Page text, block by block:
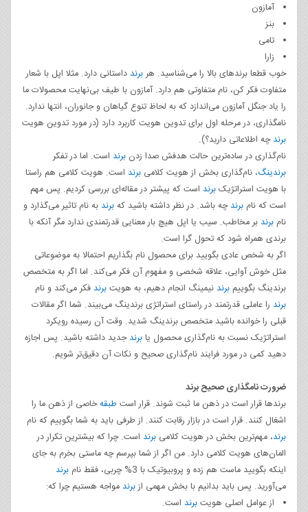
آمازون
بنز
تامی
زارا
خوب قطعا برندهای بالا را می‌شناسید. هربرند داستانی دارد. مثلا اپل با شعار
متفاوت فکر کن، نام متفاوتی هم دارد. آمازون با طیف بی‌نهایت محصولات ما
را یاد جنگل آمازون می‌اندازد که به لحاظ تنوع گیاهان و جانوران، انتها ندارد.
نامگذاری، در مرحله اول برای تدوین هویت کاربرد دارد (در مورد تدوین هویت
برندچه اطلاعاتی دارید؟).
نام‌گذاری در ساده‌ترین حالت هدفش صدا زدن برند است. اما در تفکر
برندینگ، نام‌گذاری بخش از هویت کلامی برند است. هویت کلامی هم راستا
با هویت استراتژیکبرند است که پیشتر در مقاله‌ای بررسی کردیم. پس مهم
است که نام برندچه باشد. در نظر داشته باشید کهبرند به نام تاثیر می‌گذارد و
نام برند بر مخاطب. سیب یا اپل هیچ بار معنایی قدرتمندی ندارد مگر آنکه با
برندی همراه شود که تحول گرا است.
اگر به شخص عادی بگویید برای محصول نام بگذاریم احتمالا به موضوعاتی
مثل خوش آوایی، علاقه شخصی و مفهوم آن فکر می‌کند. اما اگر به متخصص
برندینگ بگوییم برند نیمینگ انجام دهیم، به هویتبرند فکر می‌کند و نام
برند را عاملی قدرتمند در راستای استراتژی برندینگ می‌بیند. شما اگر مقالات
قبلی را خوانده باشید متخصص برندینگ شدید. وقت آن رسیده رویکرد
استراتژیک نسبت به نام‌گذاری محصول یابرندجدید داشته باشید. پس اجازه
دهید کمی در مورد فرایند نام‌گذاری صحیح و نکات آن دقیق‌تر شویم.
ضرورت نامگذاری صحیح برند
برندها قرار است در ذهن ما ثبت شوند. قرار است طبقهخاصی از ذهن ما را
اشغال کنند. قرار است در بازار رقابت کنند. از طرفی باید به شما بگوییم که نام
برند، مهم‌ترین بخش در هویت کلامی برند است. چرا که بیشترین تکرار در
المان‌های هویت کلامی دارد. من اگر از شما بپرسم چه ماستی بخرم به جای
اینکه بگویید ماست هم زده و پروبیوتیک با 3% چربی، فقط نام
برند
می‌آورید. پس باید بدانیم با بخش مهمی ازبرند مواجه هستیم چرا که:
از عوامل اصلی هویتبرند است.